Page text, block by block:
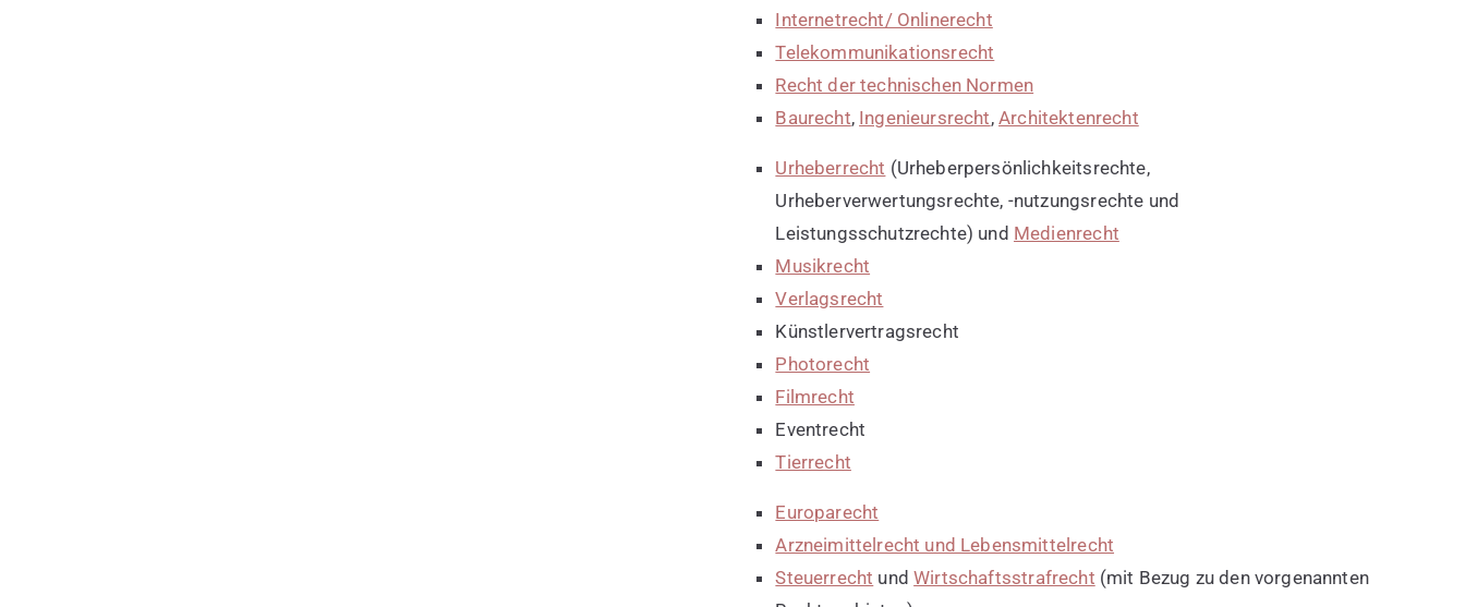
Internetrecht/ Onlinerecht
Telekommunikationsrecht
Recht der technischen Normen
Baurecht, Ingenieursrecht,Architektenrecht
Urheberrecht (Urheberpersönlichkeitsrechte,
Urheberverwertungsrechte, -nutzungsrechte und
Leistungsschutzrechte) und Medienrecht
Musikrecht
Verlagsrecht
Künstlervertragsrecht
Photorecht
Filmrecht
Eventrecht
Tierrecht
Europarecht
Arzneimittelrecht und Lebensmittelrecht
Steuerrecht undWirtschaftsstrafrecht (mit Bezug zu den vorgenannten